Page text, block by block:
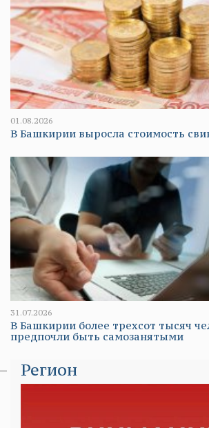
01.08.2026
В Башкирии выросла стоимость
31.07.2026
В Башкирии более трехсот тысяч
предпочли быть самозанятыми
Регион